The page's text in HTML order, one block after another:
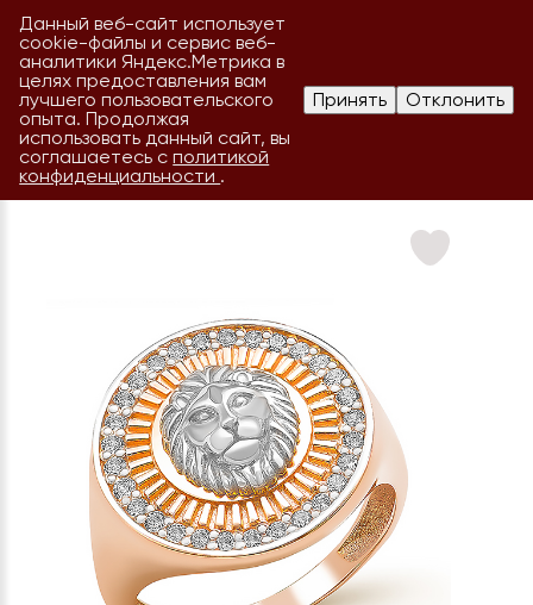
Данный веб-сайт использует
cookie-файлы и сервис веб-
аналитики Яндекс.Метрика в
целях предоставления вам
лучшего пользовательского
опыта. Продолжая
использовать данный сайт, вы
соглашаетесь сполитикой
конфиденциальности .
Принять Отклонить